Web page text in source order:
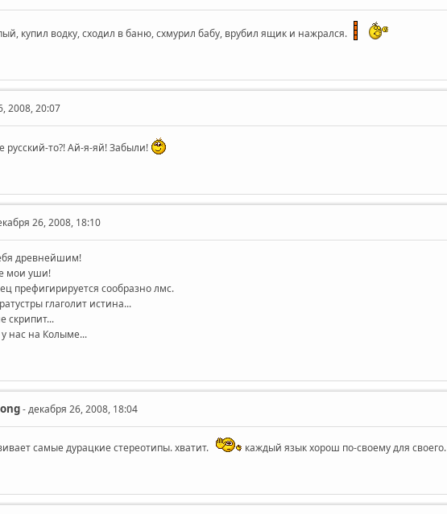
купил водку, сходил в баню, схмурил бабу, врубил ящик и нажрался.
2008, 20:07
русский-то?! Ай-я-яй! Забыли!
26, 2008, 18:10
древнейшим!
мои уши!
префигирируется сообразно лмс.
глаголит истина...
скрипит...
нас на Колыме...
- декабря 26, 2008, 18:04
самые дурацкие стереотипы. хватит. каждый язык хорош по-своему для своего.